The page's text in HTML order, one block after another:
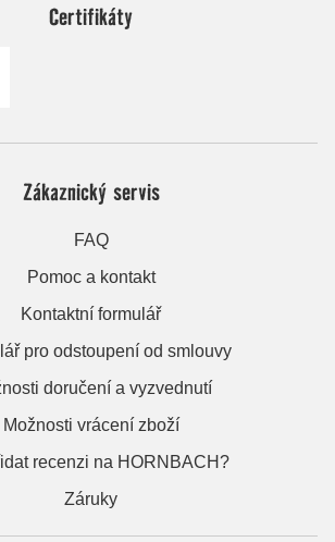
Certifikáty
Zákaznický servis
FAQ
Pomoc a kontakt
Kontaktní formulář
pro odstoupení od smlouvy
doručení a vyzvednutí
Možnosti vrácení zboží
recenzi na HORNBACH?
Záruky